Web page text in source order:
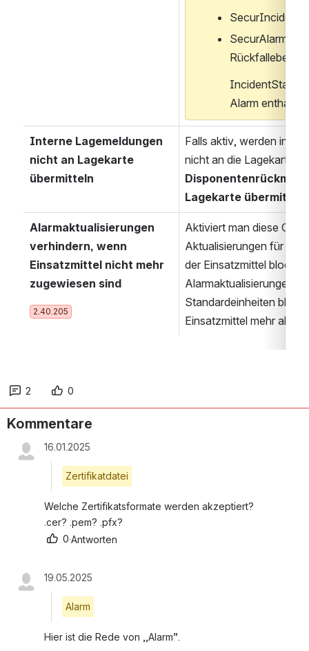
Rückfallebene
Alarm
Interne Lagemeldungen
nicht an Lagekarte
übermitteln
Falls aktiv, werden
Lagekarte übermitteln
Alarmaktualisierungen
verhindern, wenn
Einsatzmittel nicht mehr
zugewiesen sind
2.40.205
Aktiviert man diese
Aktualisierungen für die
der Einsatzmittel
Alarmaktualisierungen
Standardeinheiten
Einsatzmittel mehr aktiv
2 0
Kommentare
16.01.2025
Zertifikatdatei
Welche Zertifikatsformate werden akzeptiert?
.cer? .pem? .pfx?
0·Antworten
19.05.2025
Alarm
Hier ist die Rede von ,,Alarm”.